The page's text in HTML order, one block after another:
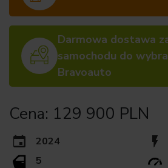
Darmowa dostawa
samochodu do
Bravoauto
Cena: 129 900 PLN
2024
5